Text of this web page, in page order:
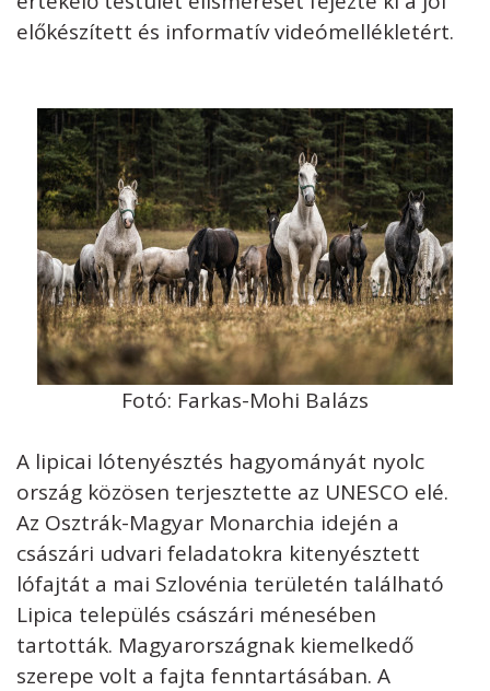
előkészített és informatív videómellékletért.
Fotó: Farkas-Mohi Balázs
A lipicai lótenyésztés hagyományát nyolc
ország közösen terjesztette az UNESCO elé.
Az Osztrák-Magyar Monarchia idején a
császári udvari feladatokra kitenyésztett
lófajtát a mai Szlovénia területén található
Lipica település császári ménesében
tartották. Magyarországnak kiemelkedő
szerepe volt a fajta fenntartásában. A